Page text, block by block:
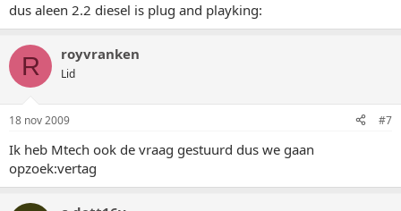
dus aleen 2.2 diesel is plug and playking:
R royvranken
Lid
18 nov 2009 #7
Ik heb Mtech ook de vraag gestuurd dus we gaan
opzoek:vertag